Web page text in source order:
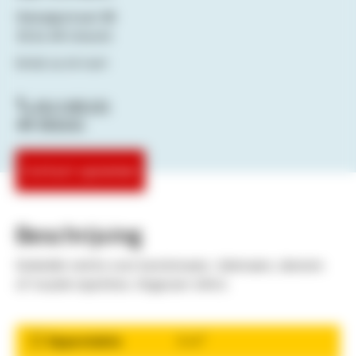
Vlampijpstraat 80
0621585335
Contact opnemen
Beschrijving
Gedeelde ruimte voor kunstenaars, tekenaars, dansers
Oppervlakte 0 m2